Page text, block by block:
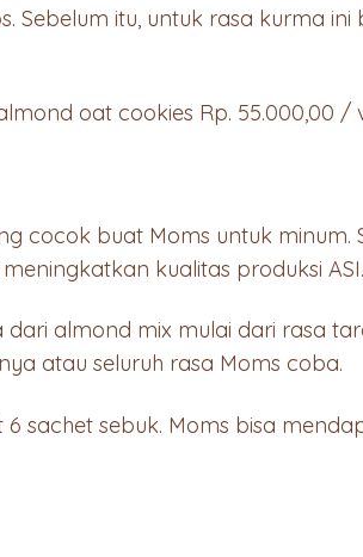
Sebelum itu, untuk rasa kurma
oat cookies Rp. 55.000,00 /
cocok buat Moms untuk minum.
kualitas produksi ASI.
dari almond mix mulai dari rasa
atau seluruh rasa Moms coba.
sachet sebuk. Moms bisa